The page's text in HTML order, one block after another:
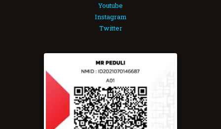
Youtube
Instagram
Twitter